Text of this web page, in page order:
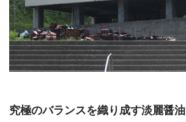
究極のバランスを織り成す淡麗醤油